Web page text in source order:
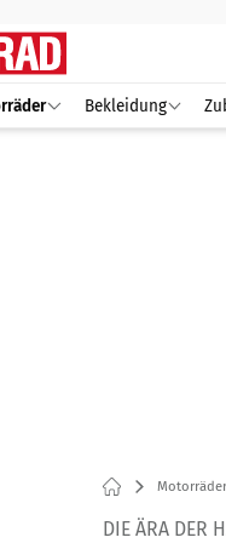
Bekleidung
Motorräder
DIE ÄRA DER